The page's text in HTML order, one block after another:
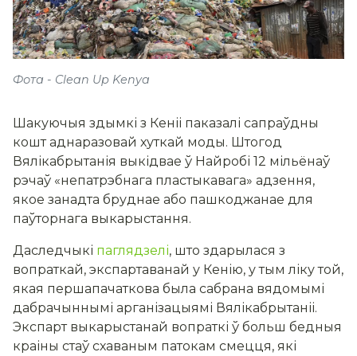
Фота - Clean Up Kenya
Шакуючыя здымкі з Кеніі паказалі сапраўдны
кошт аднаразовай хуткай моды. Штогод
Вялікабрытанія выкідвае ў Найробі 12 мільёнаў
рэчаў «непатрэбнага пластыкавага» адзення,
якое занадта бруднае або пашкоджанае для
паўторнага выкарыстання.
Даследчыкі паглядзелі, што здарылася з
вопраткай, экспартаванай у Кенію, у тым ліку той,
якая першапачаткова была сабрана вядомымі
дабрачыннымі арганізацыямі Вялікабрытаніі.
Экспарт выкарыстанай вопраткі ў больш бедныя
краіны стаў схаваным патокам смецця, які